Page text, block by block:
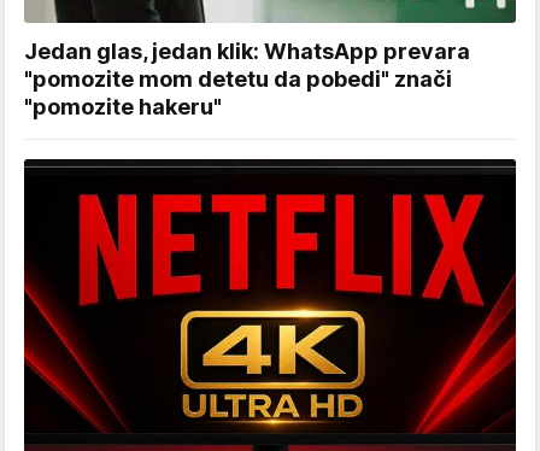
Jedan glas, jedan klik: WhatsApp prevara
"pomozite mom detetu da pobedi" znači
"pomozite hakeru"